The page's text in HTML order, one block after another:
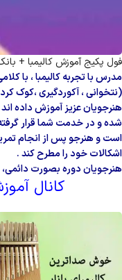
فول پکیج آموزش کالیمبا +
مدرس با تجربه کالیمبا ، با
(نتخوانی ، آکوردگیری ،کوک
هنرجویان عزیز آموزش داده
شده و در خدمت شما قرار
است و هنرجو پس از انجام
اشکالات خود را مطرح کند .
هنرجویان دوره بصورت
کانال